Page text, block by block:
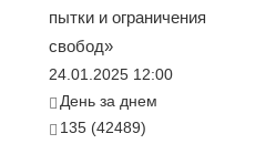
пытки и ограничения
свобод»
24.01.2025 12:00
День за днем
135 (42489)